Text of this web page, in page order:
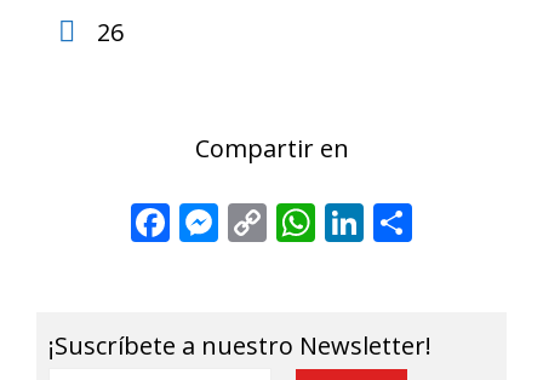
26
Compartir en
Facebook
Messenger
CopyWhatsApp
LinkedIn
¡Suscríbete a nuestro Newsletter!